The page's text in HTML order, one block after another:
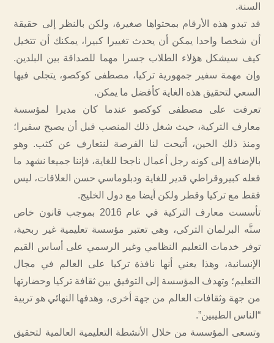
السنة.
قد تبدو هذه الأرقام بمحتواها صغيرة، ولكن بالنظر إلى حقيقة
أن شخصا واحدا يمكن أن يحدث تغييرا كبيرا، يمكنك أن تتخيل
كيف سيشكل هؤلاء الطلاب جسرا مهما للصداقة بين البلدين.
وإن مهمة سفير جمهورية تركيا، مصطفى كوكصو، يتجلى فيها
السعي لتحقيق هذه الغاية كأفضل ما يمكن.
تعرفت على مصطفى كوكصو عندما كان مديرا لمؤسسة
معارف التركية، حيث شغل ذلك المنصب قبل أن يصبح سفيرا؛
ومنذ ذلك الحين، أتيحت لنا الفرصة لنتعارف عن كثب. وهو
بالإضافة إلى كونه رجل أعمال ناجحا للغاية، فإننا جميعا نشهد ما
فعله كبيروقراطي قدير للغاية ودبلوماسي حسن العلاقات، ليس
فقط مع تركيا وقطر ولكن أيضا مع دول الخليج.
تأسست معارف التركية في عام 2016 بموجب قانون خاص
سنَّه البرلمان التركي، وهي تعتبر مؤسسة تعليمية غير ربحية،
توفر خدمات التعليم النظامي وغير الرسمي على أساس القيم
الإنسانية، وهذا يعني أنها نافذة تركيا على العالم في مجال
التعليم؛ وتهدف المؤسسة إلى التوفيق بين ثقافة تركيا وحضارتها
من جهة وثقافات العالم من جهة أخرى، وهدفها النهائي هو تربية
“الناس الطيبين”.
وتسعى المؤسسة من خلال الأنشطة التعليمية العالمية لتحقيق